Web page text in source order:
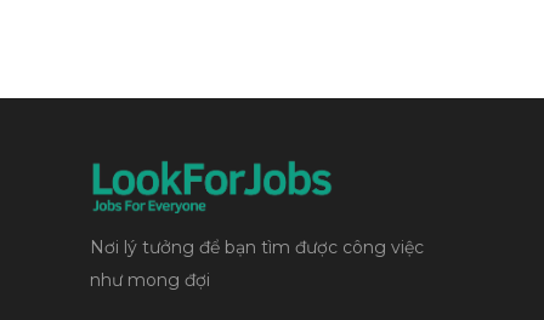
Nơi lý tưởng để bạn tìm được công việc
như mong đợi